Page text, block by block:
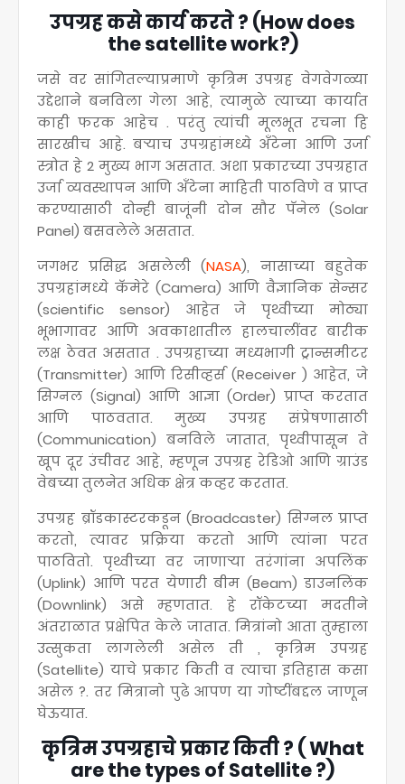
उपग्रह कसे कार्य करते ? (How does
the satellite work?)
जसे वर सांगितल्याप्रमाणे कृत्रिम उपग्रह वेगवेगळ्या
उद्देशाने बनविला गेला आहे, त्यामुळे त्याच्या कार्यात
काही फरक आहेच . परंतु त्यांची मूलभूत रचना हि
सारखीच आहे. बर्‍याच उपग्रहांमध्ये अँटेना आणि उर्जा
स्त्रोत हे 2 मुख्य भाग असतात. अशा प्रकारच्या उपग्रहात
उर्जा व्यवस्थापन आणि अँटेना माहिती पाठविणे व प्राप्त
करण्यासाठी दोन्ही बाजूंनी दोन सौर पॅनेल (Solar
Panel) बसवलेले असतात.
जगभर प्रसिद्ध असलेली (NASA), नासाच्या बहुतेक
उपग्रहांमध्ये कॅमेरे (Camera) आणि वैज्ञानिक सेन्सर
(scientific sensor) आहेत जे पृथ्वीच्या मोठ्या
भूभागावर आणि अवकाशातील हालचालींवर बारीक
लक्ष ठेवत असतात . उपग्रहाच्या मध्यभागी ट्रान्समीटर
(Transmitter) आणि रिसीव्हर्स (Receiver ) आहेत, जे
सिग्नल (Signal) आणि आज्ञा (Order) प्राप्त करतात
आणि पाठवतात. मुख्य उपग्रह संप्रेषणासाठी
(Communication) बनविले जातात, पृथ्वीपासून ते
खूप दूर उंचीवर आहे, म्हणून उपग्रह रेडिओ आणि ग्राउंड
वेबच्या तुलनेत अधिक क्षेत्र कव्हर करतात.
उपग्रह ब्रॉडकास्टरकडून (Broadcaster) सिग्नल प्राप्त
करतो, त्यावर प्रक्रिया करतो आणि त्यांना परत
पाठवितो. पृथ्वीच्या वर जाणार्‍या तरंगांना अपलिंक
(Uplink) आणि परत येणारी बीम (Beam) डाउनलिंक
(Downlink) असे म्हणतात. हे रॉकेटच्या मदतीने
अंतराळात प्रक्षेपित केले जातात. मित्रांनो आता तुम्हाला
उत्सुकता लागलेली असेल ती , कृत्रिम उपग्रह
(Satellite) याचे प्रकार किती व त्याचा इतिहास कसा
असेल ?. तर मित्रानो पुढे आपण या गोष्टींबद्दल जाणून
घेऊयात.
कृत्रिम उपग्रहाचे प्रकार किती ? ( What
are the types of Satellite ?)